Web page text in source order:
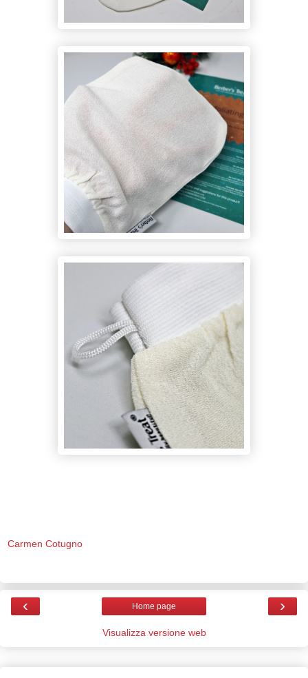
Carmen Cotugno
‹ ›
Home page
Visualizza versione web